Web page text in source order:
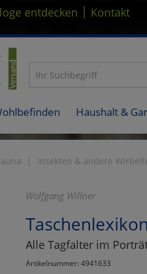
entdecken | Kontakt
Haushalt &
Insekten & andere
Wolfgang Willner
Alle Tagfalter im
Artikelnummer: 4941633